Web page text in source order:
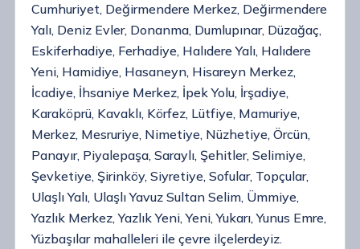
Cumhuriyet, Değirmendere Merkez, Değirmendere
Yalı, Deniz Evler, Donanma, Dumlupınar, Düzağaç,
Eskiferhadiye, Ferhadiye, Halıdere Yalı, Halıdere
Yeni, Hamidiye, Hasaneyn, Hisareyn Merkez,
İcadiye, İhsaniye Merkez, İpek Yolu, İrşadiye,
Karaköprü, Kavaklı, Körfez, Lütfiye, Mamuriye,
Merkez, Mesruriye, Nimetiye, Nüzhetiye, Örcün,
Panayır, Piyalepaşa, Saraylı, Şehitler, Selimiye,
Şevketiye, Şirinköy, Siyretiye, Sofular, Topçular,
Ulaşlı Yalı, Ulaşlı Yavuz Sultan Selim, Ümmiye,
Yazlık Merkez, Yazlık Yeni, Yeni, Yukarı, Yunus Emre,
Yüzbaşılar mahalleleri ile çevre ilçelerdeyiz.